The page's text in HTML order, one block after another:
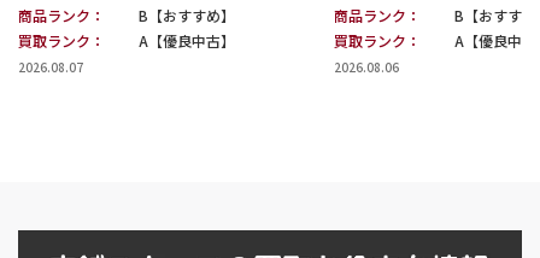
商品ランク：
B【おすすめ】
買取ランク：
A【優良中古】
2026.08.07
商品ランク：
B【おすすめ
買取ランク：
A【優良中古
2026.08.06